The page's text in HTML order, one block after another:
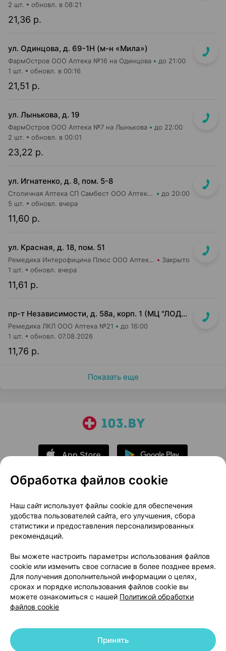
21,36 р.
2 шт. обновл. в 08:21
ул. Одинцова, д. 69-1Н (м-н «Мила»)
ФармОстров ООО Аптека №16 на Одинцова до 21:00
21,51 р.
1 шт. обновл. в 00:16
ул. Лынькова, д. 19
ФармОстров ООО Аптека №7 на Лынькова до 22:00
23,22 р.
2 шт. обновл. в 00:01
ул. Игнатенко, д. 8, пом. 5-8
Столичная Аптека СП Самбест ООО Аптека №22 до 20:00
11,60 р.
5 шт. обновл. вчера
ул. Красная, д. 18, пом. 51
Ремедика Интерофицина Плюс ООО Аптека №26 Закрыто
11,61 р.
1 шт. обновл. вчера
пр-т Независимости, д. 58а, корп. 1 (МЦ "ЛОДЭ")
Ремедика ЛКЛ ООО Аптека №21 до 16:00
11,76 р.
1 шт. обновл. 07.08.2026
Показать еще
О проекте
Новости проекта
Размещение рекламы
Медицинский маркетинг
Публичный договор
Доставка
Способы оплаты
Вакансии
Партнеры
Написать руководителю 103.by
Написать в поддержку
Персональные настройки Cookie
© 2026 ООО «Артокс Лаб», УНП 191700409 | 220012, Республика Беларусь,
Обработка файлов cookie
Наш сайт использует файлы cookie для обеспечения
удобства пользователей сайта, его улучшения, сбора
статистики и предоставления персонализированных
рекомендаций.
Вы можете настроить параметры использования файлов
cookie или изменить свое согласие в более позднее время.
Для получения дополнительной информации о целях,
сроках и порядке использования файлов cookie вы
можете ознакомиться с нашей Политикой обработки
файлов cookie
Принять